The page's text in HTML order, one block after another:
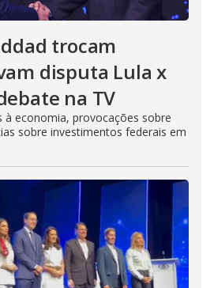
trocam
disputa Lula x
na TV
economia, provocações sobre
sobre investimentos federais em